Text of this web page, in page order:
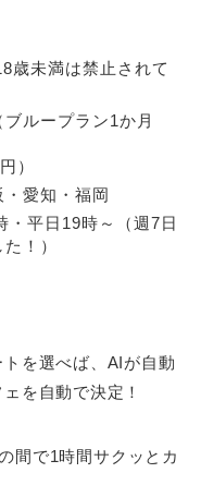
歳未満は禁止されて
ブループラン1か月
）
愛知・福岡
・平日19時～（週7日
！）
を選べば、AIが自動
を自動で決定！
間で1時間サクッとカ